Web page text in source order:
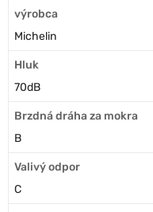
výrobca
Michelin
Hluk
70dB
Brzdná dráha za mokra
B
Valivý odpor
C